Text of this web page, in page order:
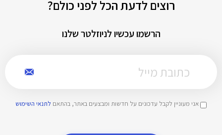
רוצים לדעת הכל לפני כולם?
הרשמו עכשיו לניוזלטר שלנו
אני מעוניין לקבל עדכונים על חדשות ומבצעים באתר, בהתאם לתנאי השימוש